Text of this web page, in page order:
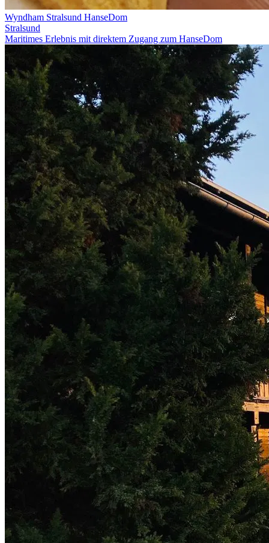
Wyndham Stralsund HanseDom
Stralsund
Maritimes Erlebnis mit direktem Zugang zum HanseDom